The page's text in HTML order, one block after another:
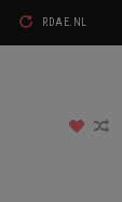
RDAE.NL